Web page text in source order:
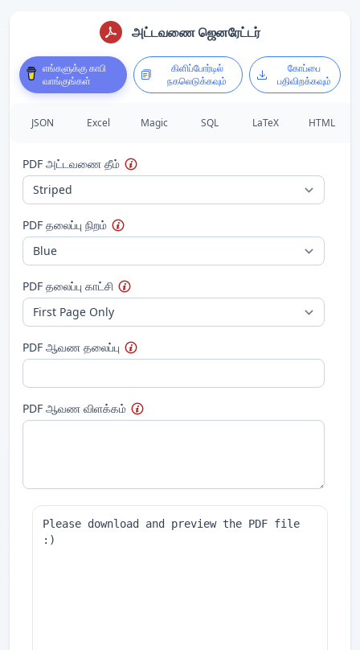
அட்டவணை ஜெனரேட்டர்
எங்களுக்கு காபி
வாங்குங்கள்
கிளிப்போர்டில்
நகலெடுக்கவும்
கோப்பை
பதிவிறக்கவும்
JSON Excel Magic SQL LaTeX HTML
PDF அட்டவணை தீம்
PDF தலைப்பு நிறம்
PDF தலைப்பு காட்சி
PDF ஆவண தலைப்பு
PDF ஆவண விளக்கம்